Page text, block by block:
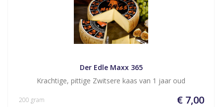
Der Edle Maxx 365
Krachtige, pittige Zwitsere kaas van 1 jaar oud
€ 7,00
200 gram